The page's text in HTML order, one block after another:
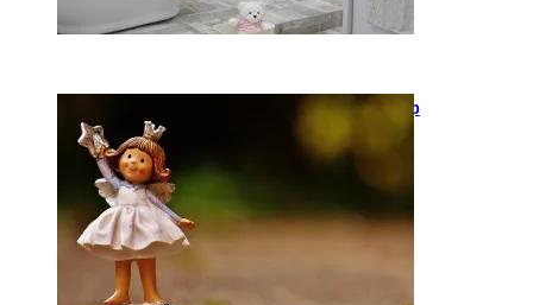
Keramika kasdienybėje: kaip
požiūrį į namų estetiką